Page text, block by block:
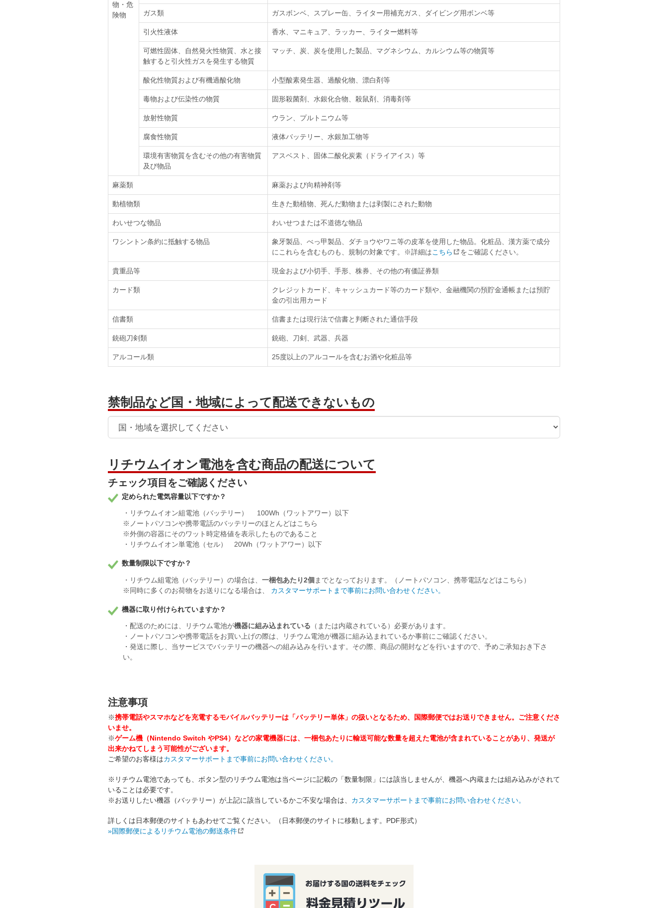
物・危
険物
ガス類 ガスボンベ、スプレー缶、ライター用補充ガス、ダイビング用ボンベ等
引火性液体 香水、マニキュア、ラッカー、ライター燃料等
可燃性固体、自然発火性物質、水と接
触すると引火性ガスを発生する物質
マッチ、炭、炭を使用した製品、マグネシウム、カルシウム等の物質等
酸化性物質および有機過酸化物 小型酸素発生器、過酸化物、漂白剤等
毒物および伝染性の物質 固形殺菌剤、水銀化合物、殺鼠剤、消毒剤等
放射性物質 ウラン、プルトニウム等
腐食性物質 液体バッテリー、水銀加工物等
環境有害物質を含むその他の有害物質
及び物品
アスベスト、固体二酸化炭素（ドライアイス）等
麻薬類 麻薬および向精神剤等
動植物類 生きた動植物、死んだ動物または剥製にされた動物
わいせつな物品 わいせつまたは不道徳な物品
ワシントン条約に抵触する物品
象牙製品、べっ甲製品、ダチョウやワニ等の皮革を使用した物品。化粧品、漢方薬で成分
にこれらを含むものも、規制の対象です。※詳細はこちら をご確認ください。
貴重品等 現金および小切手、手形、株券、その他の有価証券類
カード類
クレジットカード、キャッシュカード等のカード類や、金融機関の預貯金通帳または預貯
金の引出用カード
信書類 信書または現行法で信書と判断された通信手段
銃砲刀剣類 銃砲、刀剣、武器、兵器
アルコール類 25度以上のアルコールを含むお酒や化粧品等
禁制品など国・地域によって配送できないもの
リチウムイオン電池を含む商品の配送について
チェック項目をご確認ください
定められた電気容量以下ですか？
・リチウムイオン組電池（バッテリー） 100Wh（ワットアワー）以下
※ノートパソコンや携帯電話のバッテリーのほとんどはこちら
※外側の容器にそのワット時定格値を表示したものであること
・リチウムイオン単電池（セル） 20Wh（ワットアワー）以下
数量制限以下ですか？
・リチウム組電池（バッテリー）の場合は、 一梱包あたり2個 までとなっております。（ノートパソコン、携帯電話などはこちら）
※同時に多くのお荷物をお送りになる場合は、 カスタマーサポートまで事前にお問い合わせください。
機器に取り付けられていますか？
・配送のためには、リチウム電池が機器に組み込まれている （または内蔵されている）必要があります。
・ノートパソコンや携帯電話をお買い上げの際は、リチウム電池が機器に組み込まれているか事前にご確認ください。
・発送に際し、当サービスでバッテリーの機器への組み込みを行います。その際、商品の開封などを行いますので、予めご承知おき下さ
い。
注意事項
※携帯電話やスマホなどを充電するモバイルバッテリーは「バッテリー単体」の扱いとなるため、国際郵便ではお送りできません。ご注意くださ
いませ。
※ゲーム機（Nintendo Switch やPS4）などの家電機器には、一梱包あたりに輸送可能な数量を超えた電池が含まれていることがあり、発送が
出来かねてしまう可能性がございます。
ご希望のお客様はカスタマーサポートまで事前にお問い合わせください。
※リチウム電池であっても、ボタン型のリチウム電池は当ページに記載の「数量制限」には該当しませんが、機器へ内蔵または組み込みがされて
いることは必要です。
※お送りしたい機器（バッテリー）が上記に該当しているかご不安な場合は、 カスタマーサポートまで事前にお問い合わせください。
詳しくは日本郵便のサイトもあわせてご覧ください。（日本郵便のサイトに移動します。PDF形式）
»国際郵便によるリチウム電池の郵送条件